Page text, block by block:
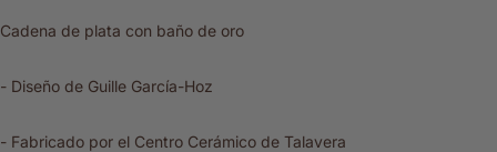
Cadena de plata con baño de oro
- Diseño de Guille García-Hoz
- Fabricado por el Centro Cerámico de Talavera